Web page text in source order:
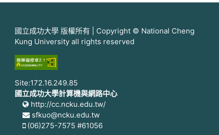
國立成功大學 版權所有 | Copyright © National Cheng
Kung University all rights reserved
Site:172.16.249.85
國立成功大學計算機與網路中心
http://cc.ncku.edu.tw/
sfkuo@ncku.edu.tw
(06)275-7575 #61056